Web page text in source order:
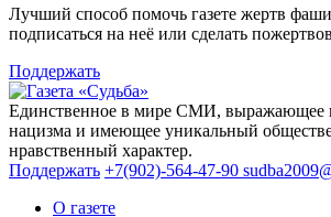
Лучший способ помочь газете жертв
подписаться на неё или сделать
Поддержать
Единственное в мире СМИ, выражающее
нацизма и имеющее уникальный
нравственный характер.
Поддержать +7(902)-564-47-90
О газете